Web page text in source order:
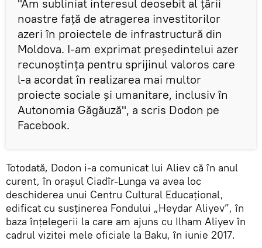
"Am subliniat interesul deosebit al țării
noastre față de atragerea investitorilor
azeri în proiectele de infrastructură din
Moldova. I-am exprimat președintelui azer
recunoștința pentru sprijinul valoros care
l-a acordat în realizarea mai multor
proiecte sociale și umanitare, inclusiv în
Autonomia Găgăuză", a scris Dodon pe
Facebook.
Totodată, Dodon i-a comunicat lui Aliev că în anul
curent, în orașul Ciadîr-Lunga va avea loc
deschiderea unui Centru Cultural Educațional,
edificat cu susținerea Fondului „Heydar Aliyev”, în
baza înțelegerii la care am ajuns cu Ilham Aliyev în
cadrul vizitei mele oficiale la Baku, în iunie 2017.